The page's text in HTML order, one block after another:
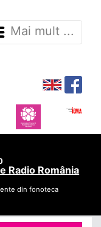
Mai mult ...
Radio România
din fonoteca